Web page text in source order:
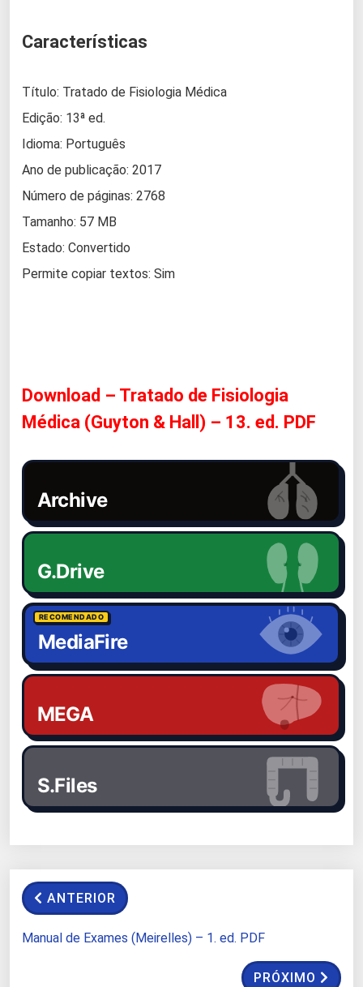
Características
Título: Tratado de Fisiologia Médica
Edição: 13ª ed.
Idioma: Português
Ano de publicação: 2017
Número de páginas: 2768
Tamanho: 57 MB
Estado: Convertido
Permite copiar textos: Sim
Download – Tratado de Fisiologia
Médica (Guyton & Hall) – 13. ed. PDF
Archive
G.Drive
RECOMENDADO
MediaFire
MEGA
S.Files
ANTERIOR
Manual de Exames (Meirelles) – 1. ed. PDF
PRÓXIMO